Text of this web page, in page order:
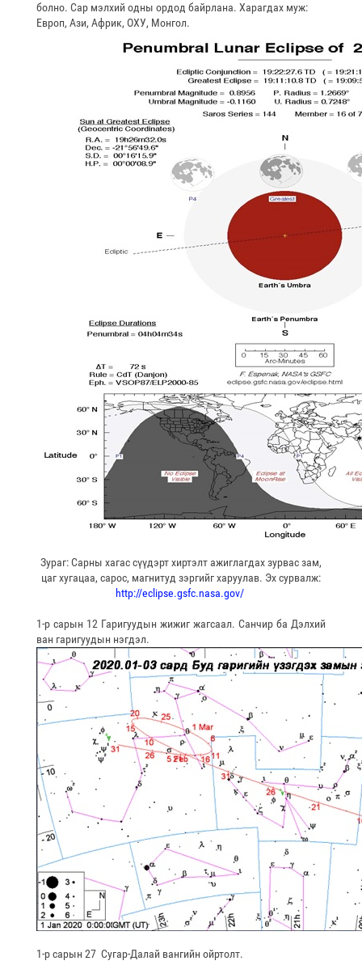
болно. Сар мэлхий одны ордод байрлана. Харагдах муж:
Европ, Ази, Африк, ОХУ, Монгол.
Зураг: Сарны хагас сүүдэрт хиртэлт ажиглагдах зурвас зам,
цаг хугацаа, сарос, магнитуд зэргийг харуулав. Эх сурвалж:
http://eclipse.gsfc.nasa.gov/
1-р сарын 12 Гаригуудын жижиг жагсаал. Санчир ба Дэлхий
ван гаригуудын нэгдэл.
1-р сарын 27 Сугар-Далай вангийн ойртолт.